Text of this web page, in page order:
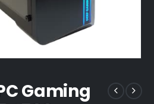
Gaming